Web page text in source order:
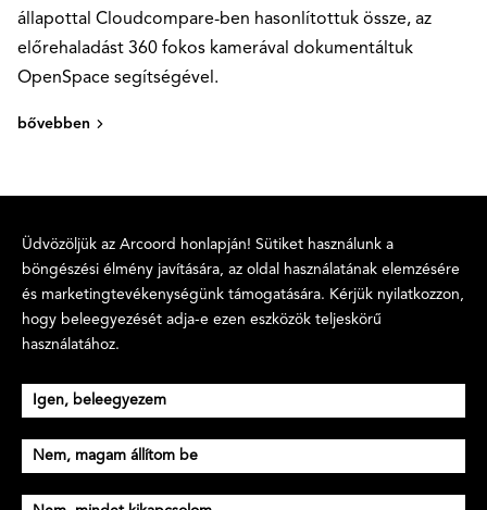
állapottal Cloudcompare-ben hasonlítottuk össze, az
előrehaladást 360 fokos kamerával dokumentáltuk
OpenSpace segítségével.
bővebben
Ismerj meg
bennünket
Főoldal
Projektek
Kapcsolat
Átfogó BIM
szolgáltatások
BIM
BIM támogatás
BIM stratégia
BIM szolgáltatások
Plan to BIM
4D BIM
Technológia
Projektek
Üdvözöljük az Arcoord honlapján! Sütiket használunk a
böngészési élmény javítására, az oldal használatának elemzésére
és marketingtevékenységünk támogatására. Kérjük nyilatkozzon,
hogy beleegyezését adja-e ezen eszközök teljeskörű
használatához.
Igen, beleegyezem
Nem, magam állítom be